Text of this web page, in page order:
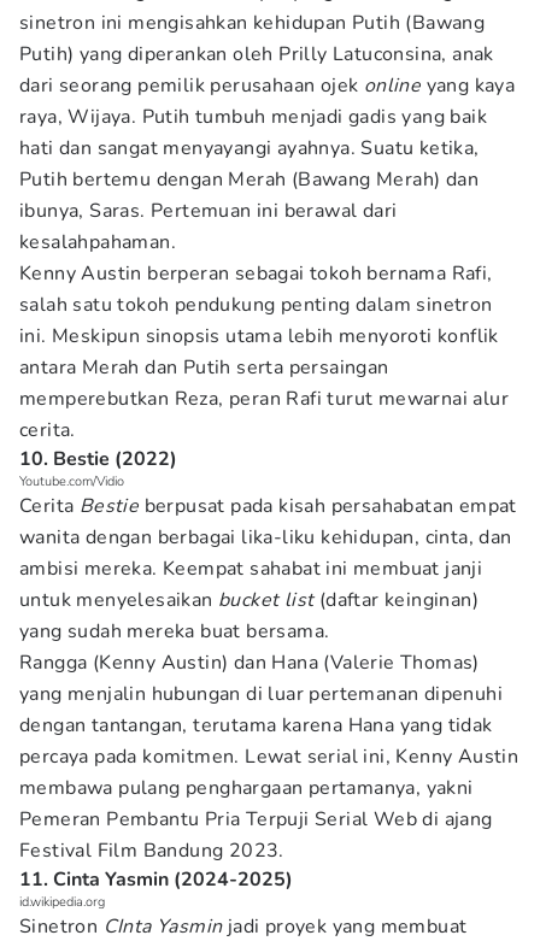
sinetron ini mengisahkan kehidupan Putih (Bawang
Putih) yang diperankan oleh Prilly Latuconsina, anak
dari seorang pemilik perusahaan ojek online yang kaya
raya, Wijaya. Putih tumbuh menjadi gadis yang baik
hati dan sangat menyayangi ayahnya. Suatu ketika,
Putih bertemu dengan Merah (Bawang Merah) dan
ibunya, Saras. Pertemuan ini berawal dari
kesalahpahaman.
Kenny Austin berperan sebagai tokoh bernama Rafi,
salah satu tokoh pendukung penting dalam sinetron
ini. Meskipun sinopsis utama lebih menyoroti konflik
antara Merah dan Putih serta persaingan
memperebutkan Reza, peran Rafi turut mewarnai alur
cerita.
10. Bestie (2022)
Youtube.com/Vidio
Cerita Bestie berpusat pada kisah persahabatan empat
wanita dengan berbagai lika-liku kehidupan, cinta, dan
ambisi mereka. Keempat sahabat ini membuat janji
untuk menyelesaikan bucket list(daftar keinginan)
yang sudah mereka buat bersama.
Rangga (Kenny Austin) dan Hana (Valerie Thomas)
yang menjalin hubungan di luar pertemanan dipenuhi
dengan tantangan, terutama karena Hana yang tidak
percaya pada komitmen. Lewat serial ini, Kenny Austin
membawa pulang penghargaan pertamanya, yakni
Pemeran Pembantu Pria Terpuji Serial Web di ajang
Festival Film Bandung 2023.
11. Cinta Yasmin (2024-2025)
id.wikipedia.org
Sinetron CInta Yasmin jadi proyek yang membuat